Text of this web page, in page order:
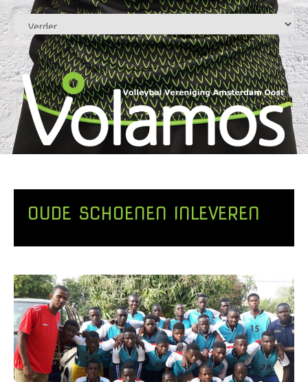
OUDE SCHOENEN INLEVEREN